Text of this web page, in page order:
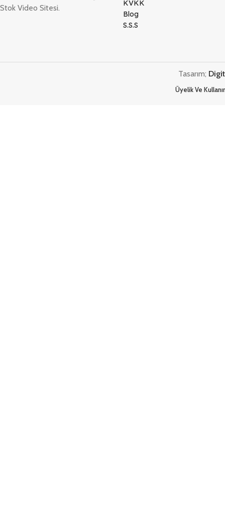
Stok Video Sitesi.
KVKK
Blog
S.S.S
Tasarım;
Üyelik Ve